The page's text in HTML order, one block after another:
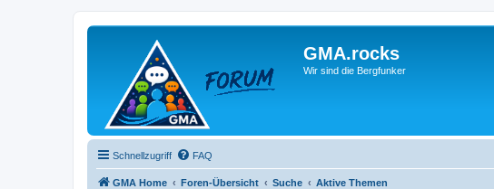
GMA.rocks
Wir sind die Bergfunker
Schnellzugriff FAQ
GMA Home Foren-Übersicht Suche Aktive Themen